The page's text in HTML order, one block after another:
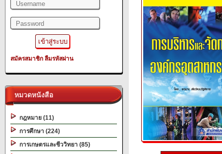
สมัครสมาชิก ลืมรหัสผ่าน
หมวดหนังสือ
กฎหมาย (11)
การศึกษา (224)
การเกษตรและชีววิทยา (85)